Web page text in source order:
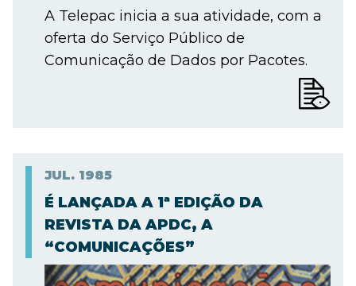
A Telepac inicia a sua atividade, com a
oferta do Serviço Público de
Comunicação de Dados por Pacotes.
JUL. 1985
É LANÇADA A 1ª EDIÇÃO DA
REVISTA DA APDC, A
“COMUNICAÇÕES”